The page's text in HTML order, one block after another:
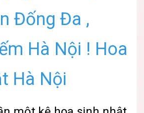
Đống Đa ,
Hà Nội ! Hoa
Hà Nội